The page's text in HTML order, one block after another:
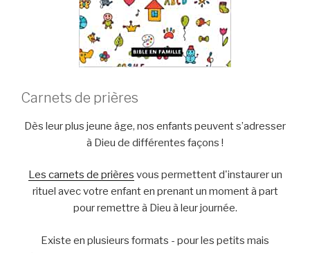
Carnets de prières
Dès leur plus jeune âge, nos enfants peuvent s’adresser
à Dieu de différentes façons !
Les carnets de prières vous permettent d'instaurer un
rituel avec votre enfant en prenant un moment à part
pour remettre à Dieu à leur journée.
Existe en plusieurs formats - pour les petits mais